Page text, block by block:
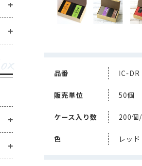
・
シールバルブ（ガス抜きバルブ） コ
品番 IC-DR
販売単位 50個
ケース入り数 200個
色 レッ